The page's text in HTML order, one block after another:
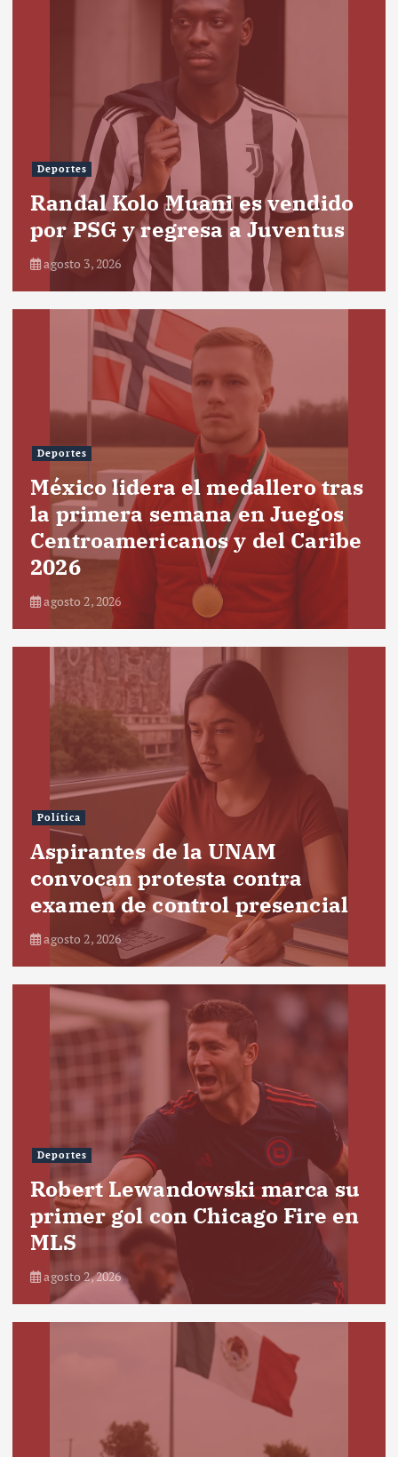
Deportes
Randal Kolo Muani es vendido
por PSG y regresa a Juventus
agosto 3, 2026
Deportes
México lidera el medallero tras
la primera semana en Juegos
Centroamericanos y del Caribe
2026
agosto 2, 2026
Política
Aspirantes de la UNAM
convocan protesta contra
examen de control presencial
agosto 2, 2026
Deportes
Robert Lewandowski marca su
primer gol con Chicago Fire en
MLS
agosto 2, 2026